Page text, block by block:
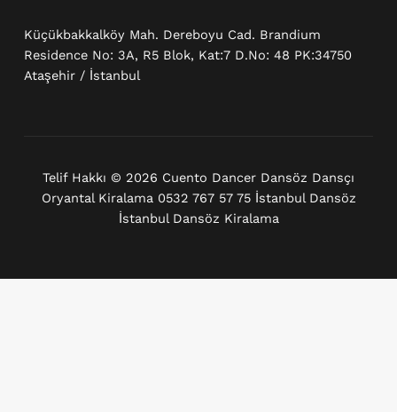
Küçükbakkalköy Mah. Dereboyu Cad. Brandium
Residence No: 3A, R5 Blok, Kat:7 D.No: 48 PK:34750
Ataşehir / İstanbul
Telif Hakkı © 2026 Cuento Dancer Dansöz Dansçı
Oryantal Kiralama 0532 767 57 75 İstanbul Dansöz
İstanbul Dansöz Kiralama